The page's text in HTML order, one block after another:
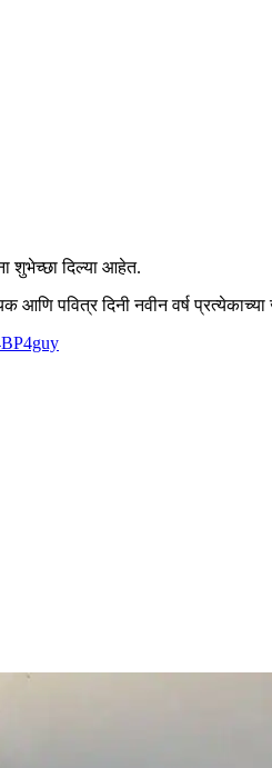
शुभेच्छा दिल्या आहेत.
पवित्र दिनी नवीन वर्ष